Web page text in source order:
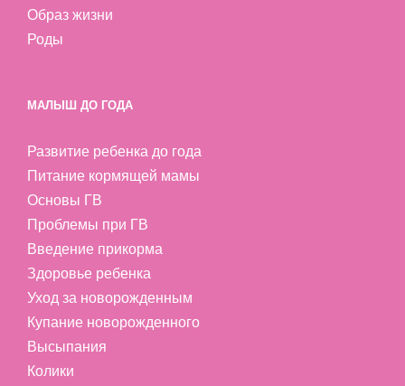
Образ жизни
Роды
МАЛЫШ ДО ГОДА
Развитие ребенка до года
Питание кормящей мамы
Основы ГВ
Проблемы при ГВ
Введение прикорма
Здоровье ребенка
Уход за новорожденным
Купание новорожденного
Высыпания
Колики